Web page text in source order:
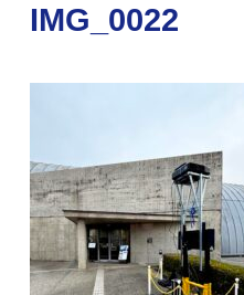
IMG_0022